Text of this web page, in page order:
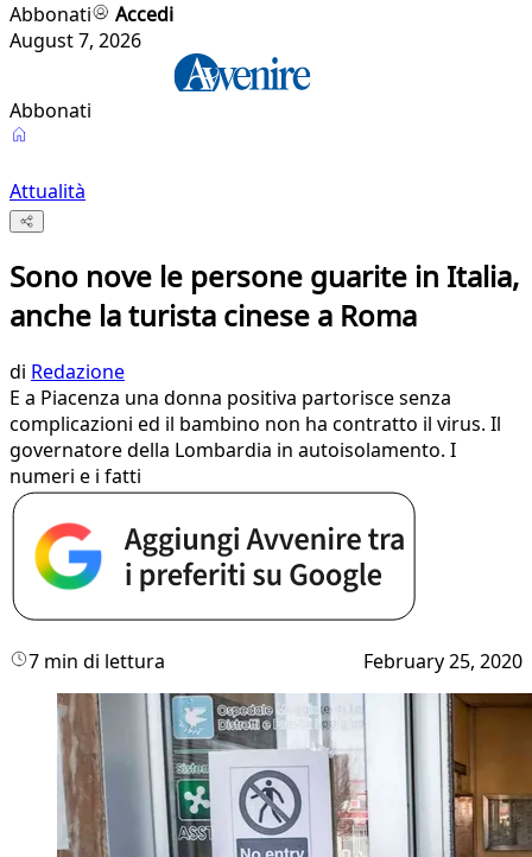
Abbonati
Accedi
August 7, 2026
Abbonati
Attualità
Sono nove le persone guarite in Italia,
anche la turista cinese a Roma
di Redazione
E a Piacenza una donna positiva partorisce senza
complicazioni ed il bambino non ha contratto il virus. Il
governatore della Lombardia in autoisolamento. I
numeri e i fatti
7 min di lettura February 25, 2020